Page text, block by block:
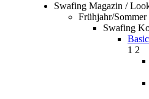
Swafing Magazin /
Frühjahr/Sommer
Swafing
1 2